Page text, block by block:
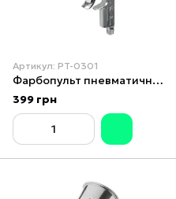
Артикул: PT-0301
Фарбопульт пневматичний HP MINI, форсунка 0.5 мм, верхній металевий бачок 200 мл, 5 барів INTERTOOL PT-0301
399 грн